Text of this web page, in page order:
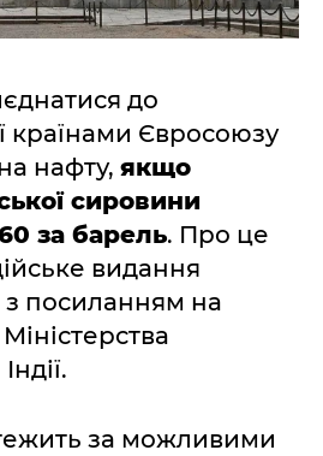
до
країнами Євросоюзу
нафту, якщо
сировини
за барель. Про це
видання
з посиланням на
за можливими